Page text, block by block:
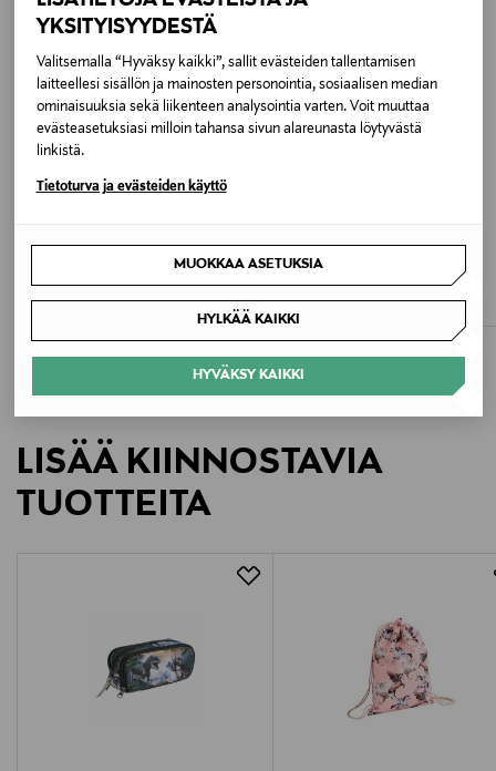
YKSITYISYYDESTÄ
Valitsemalla “Hyväksy kaikki”, sallit evästeiden tallentamisen
laitteellesi sisällön ja mainosten personointia, sosiaalisen median
ominaisuuksia sekä liikenteen analysointia varten. Voit muuttaa
evästeasetuksiasi milloin tahansa sivun alareunasta löytyvästä
linkistä.
Tietoturva ja evästeiden käyttö
MUOKKAA ASETUKSIA
HYLKÄÄ KAIKKI
HYVÄKSY KAIKKI
100 % polyesteri
Väri
5706 MOUNTAIN DINO
Valmistajan tuotenumero
7NOSV208
Valmistaja
Valmistajan osoite
Rentemestervej 49, 2400 Copenhagen, Denmark
Molo, reppu, lasten reppu, koulureppu, kuvioitu
reppu, polyesterireppu
Pegasus-penaali
MOLO
Pegasus-jumppakassi
LISÄÄ KIINNOSTAVIA
TUOTTEITA